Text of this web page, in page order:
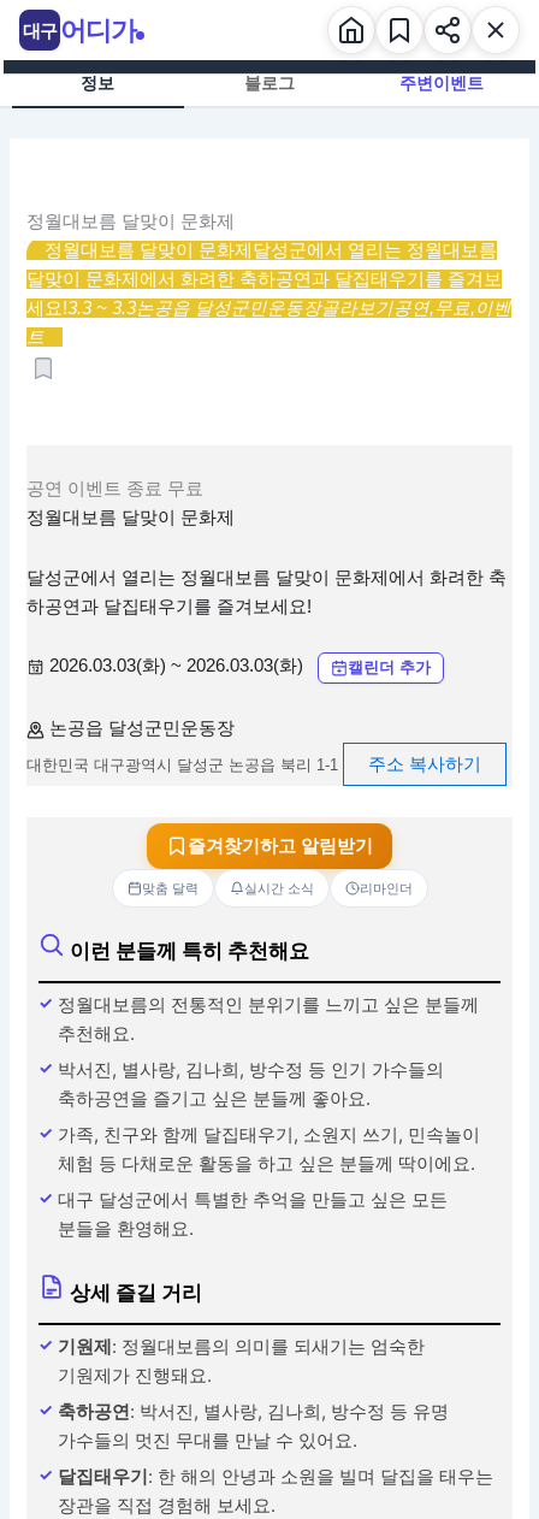
츠
정보 블로그 주변이벤트
정월대보름 달맞이 문화제
정월대보름 달맞이 문화제 달성군에서 열리는 정월대보름
달맞이 문화제에서 화려한 축하공연과 달집태우기를 즐겨보
세요!3.3 ~ 3.3논공읍 달성군민운동장골라보기공연,무료,이벤
트
공연 이벤트 종료 무료
정월대보름 달맞이 문화제
달성군에서 열리는 정월대보름 달맞이 문화제에서 화려한 축
하공연과 달집태우기를 즐겨보세요!
2026.03.03(화) ~ 2026.03.03(화) 캘린더 추가
논공읍 달성군민운동장
대한민국 대구광역시 달성군 논공읍 북리 1-1 주소 복사하기
즐겨찾기하고 알림받기
맞춤 달력 실시간 소식 리마인더
이런 분들께 특히 추천해요
정월대보름의 전통적인 분위기를 느끼고 싶은 분들께
추천해요.
박서진, 별사랑, 김나희, 방수정 등 인기 가수들의
축하공연을 즐기고 싶은 분들께 좋아요.
가족, 친구와 함께 달집태우기, 소원지 쓰기, 민속놀이
체험 등 다채로운 활동을 하고 싶은 분들께 딱이에요.
대구 달성군에서 특별한 추억을 만들고 싶은 모든
분들을 환영해요.
상세 즐길 거리
기원제: 정월대보름의 의미를 되새기는 엄숙한
기원제가 진행돼요.
축하공연: 박서진, 별사랑, 김나희, 방수정 등 유명
가수들의 멋진 무대를 만날 수 있어요.
달집태우기: 한 해의 안녕과 소원을 빌며 달집을 태우는
장관을 직접 경험해 보세요.
대구 어디가